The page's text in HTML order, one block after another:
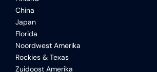
China
Japan
Florida
Noordwest Amerika
Rockies & Texas
Zuidoost Amerika